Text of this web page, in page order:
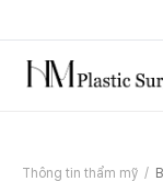
Thông tin thẩm mỹ /